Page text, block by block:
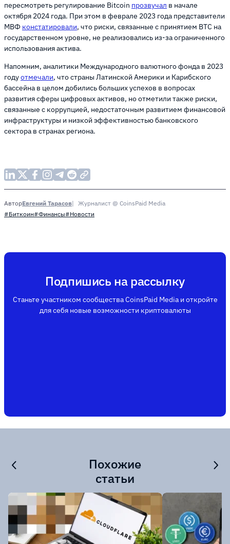
пересмотреть регулирование Bitcoin прозвучал в начале
октября 2024 года. При этом в феврале 2023 года представители
МВФ констатировали, что риски, связанные с принятием BTC на
государственном уровне, не реализовались из-за ограниченного
использования актива.
Напомним, аналитики Международного валютного фонда в 2023
годуотмечали, что страны Латинской Америки и Карибского
бассейна в целом добились больших успехов в вопросах
развития сферы цифровых активов, но отметили также риски,
связанные с коррупцией, недостаточным развитием финансовой
инфраструктуры и низкой эффективностью банковского
сектора в странах региона.
АвторЕвгений Тарасов
Журналист @ CoinsPaid Media
#Биткоин#Финансы#Новости
Подпишись на рассылку
Станьте участником сообщества CoinsPaid Media и откройте
для себя новые возможности криптовалюты
Похожие
статьи